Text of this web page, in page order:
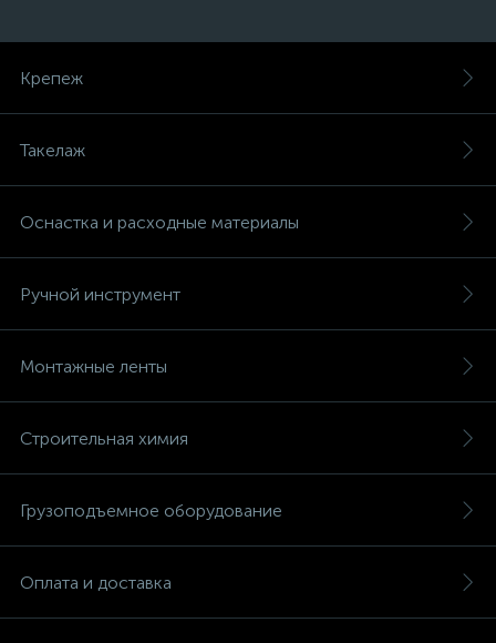
Крепеж
Такелаж
Оснастка и расходные материалы
Ручной инструмент
Монтажные ленты
Строительная химия
Грузоподъемное оборудование
Оплата и доставка